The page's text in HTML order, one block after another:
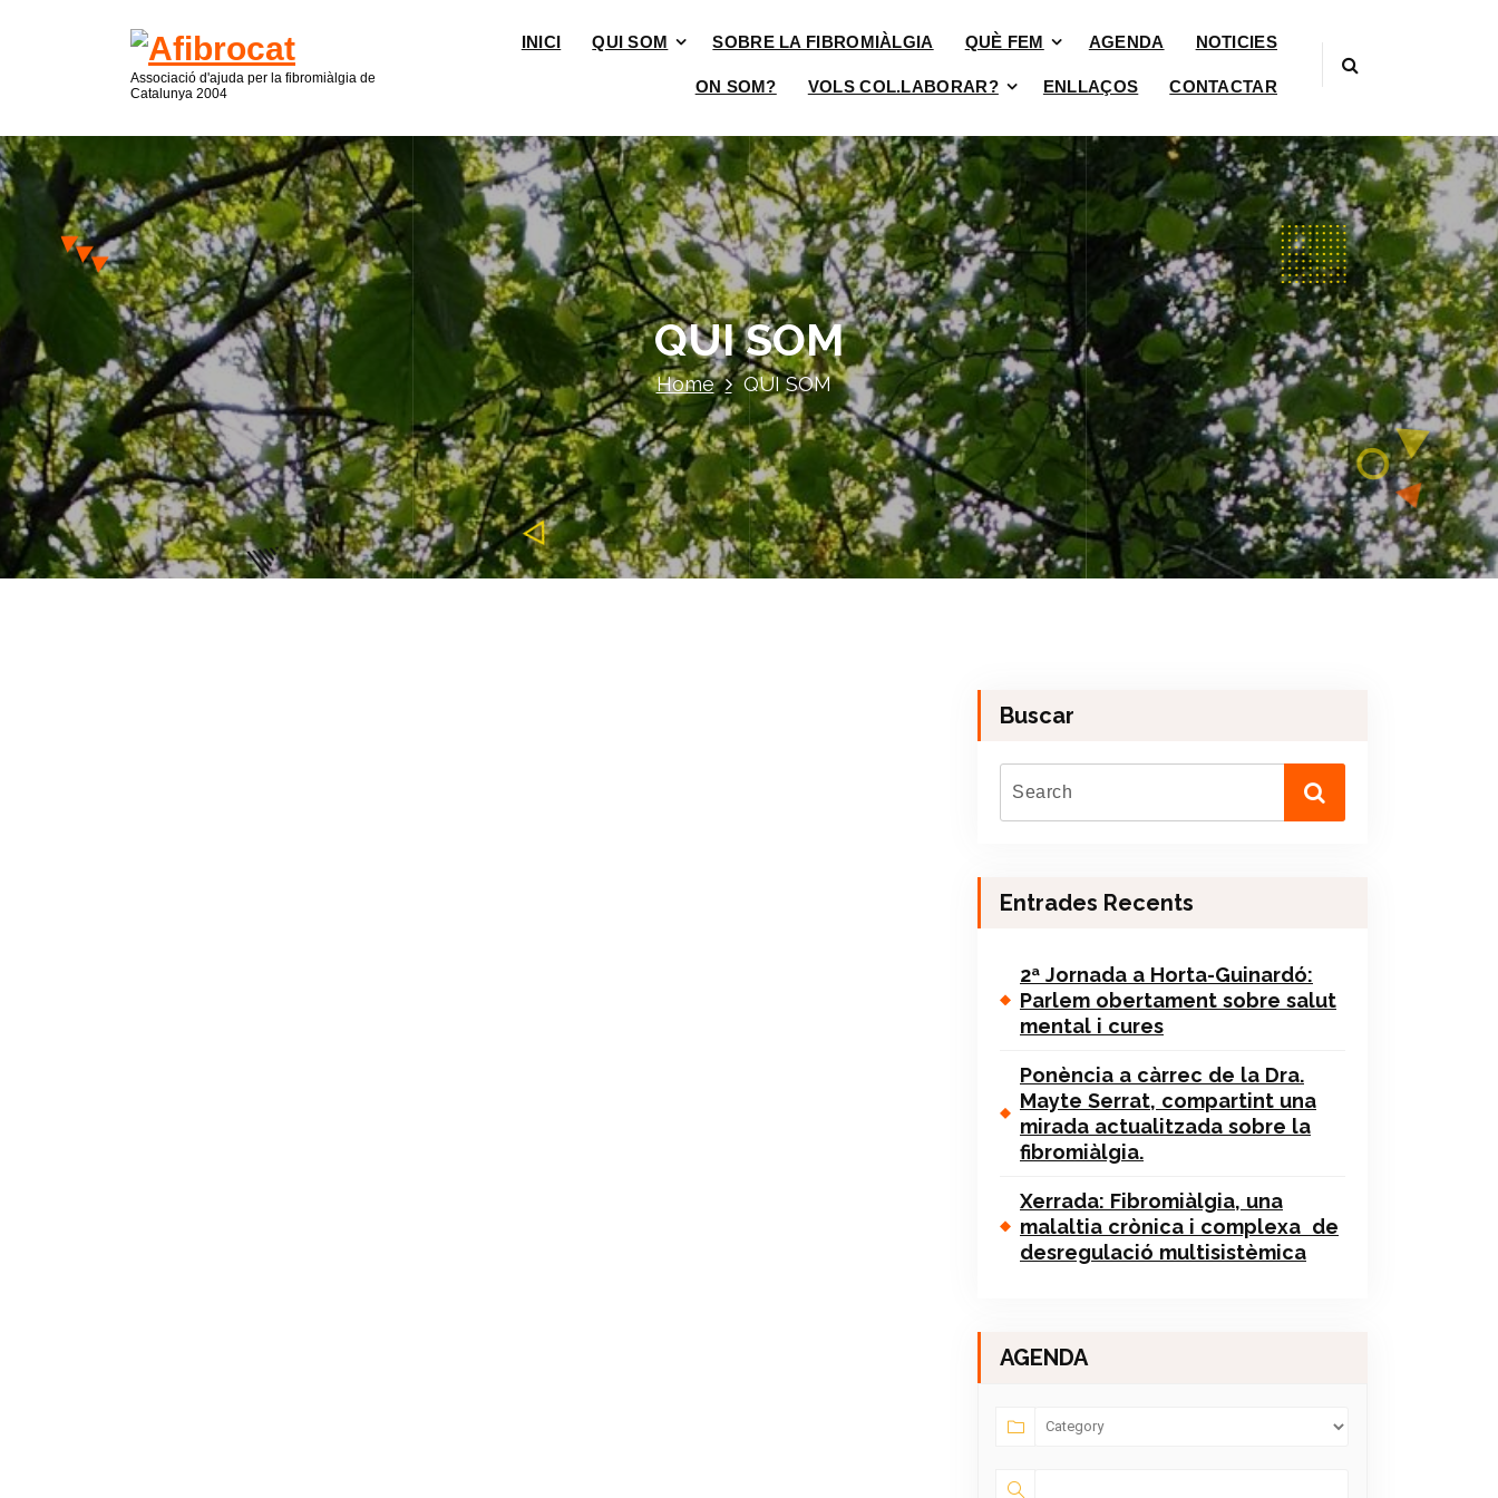
Associació d'ajuda per la fibromiàlgia de
Catalunya 2004
INICI QUI SOM SOBRE LA FIBROMIÀLGIA QUÈ FEM AGENDA NOTICIES
ON SOM? VOLS COL.LABORAR? ENLLAÇOS CONTACTAR
QUI SOM
Home QUI SOM
Buscar
Entrades Recents
2ª Jornada a Horta-Guinardó:
Parlem obertament sobre salut
mental i cures
Ponència a càrrec de la Dra.
Mayte Serrat, compartint una
mirada actualitzada sobre la
fibromiàlgia.
Xerrada: Fibromiàlgia, una
malaltia crònica i complexa de
desregulació multisistèmica
AGENDA